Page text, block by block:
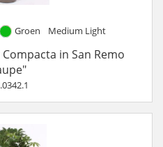
Groen Medium Light
in San Remo